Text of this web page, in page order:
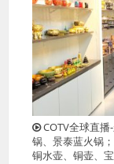
COTV全球直播
锅、景泰蓝火锅
铜水壶、铜壶、